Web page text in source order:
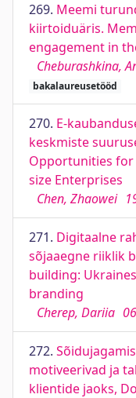
269. Meemi
kiirtoiduäris.
engagement in
Cheburashkina,
bakalaureusetööd
270. E-
keskmiste
Opportunities for
size Enterprises
Chen, Zhaowei
271. Digitaalne
sõjaaegne riiklik
building:
branding
Cherep, Dariia
272.
motiveerivad ja
klientide jaoks,